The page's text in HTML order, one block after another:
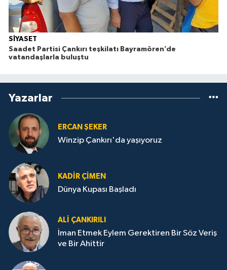
SİYASET
Saadet Partisi Çankırı teşkilatı Bayramören’de
vatandaşlarla buluştu
Yazarlar
ERCAN ŞEKER
Winzip Çankırı'da yaşıyoruz
KADIR ÇIMEN
Dünya Kupası Başladı
ALI ÇANKIRILI
İman Etmek Eylem Gerektiren Bir Söz Veriş
ve Bir Ahittir